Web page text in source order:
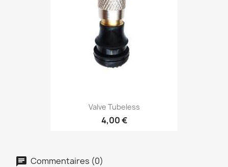
Valve Tubeless
4,00 €
Commentaires (0)